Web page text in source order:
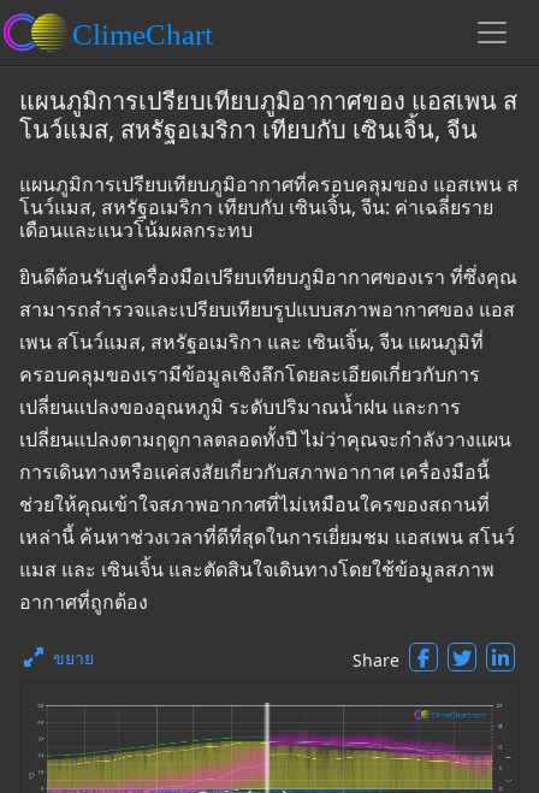
แผนภูมิการเปรียบเทียบภูมิอากาศของ แอสเพน ส
โนว์แมส, สหรัฐอเมริกา เทียบกับ เซินเจิ้น, จีน
แผนภูมิการเปรียบเทียบภูมิอากาศที่ครอบคลุมของ แอสเพน ส
โนว์แมส, สหรัฐอเมริกา เทียบกับ เซินเจิ้น, จีน: ค่าเฉลี่ยราย
เดือนและแนวโน้มผลกระทบ
ยินดีต้อนรับสู่เครื่องมือเปรียบเทียบภูมิอากาศของเรา ที่ซึ่งคุณ
สามารถสำรวจและเปรียบเทียบรูปแบบสภาพอากาศของ แอส
เพน สโนว์แมส, สหรัฐอเมริกา และ เซินเจิ้น, จีน แผนภูมิที่
ครอบคลุมของเรามีข้อมูลเชิงลึกโดยละเอียดเกี่ยวกับการ
เปลี่ยนแปลงของอุณหภูมิ ระดับปริมาณน้ำฝน และการ
เปลี่ยนแปลงตามฤดูกาลตลอดทั้งปี ไม่ว่าคุณจะกำลังวางแผน
การเดินทางหรือแค่สงสัยเกี่ยวกับสภาพอากาศ เครื่องมือนี้
ช่วยให้คุณเข้าใจสภาพอากาศที่ไม่เหมือนใครของสถานที่
เหล่านี้ ค้นหาช่วงเวลาที่ดีที่สุดในการเยี่ยมชม แอสเพน สโนว์
แมส และ เซินเจิ้น และตัดสินใจเดินทางโดยใช้ข้อมูลสภาพ
อากาศที่ถูกต้อง
ขยาย Share